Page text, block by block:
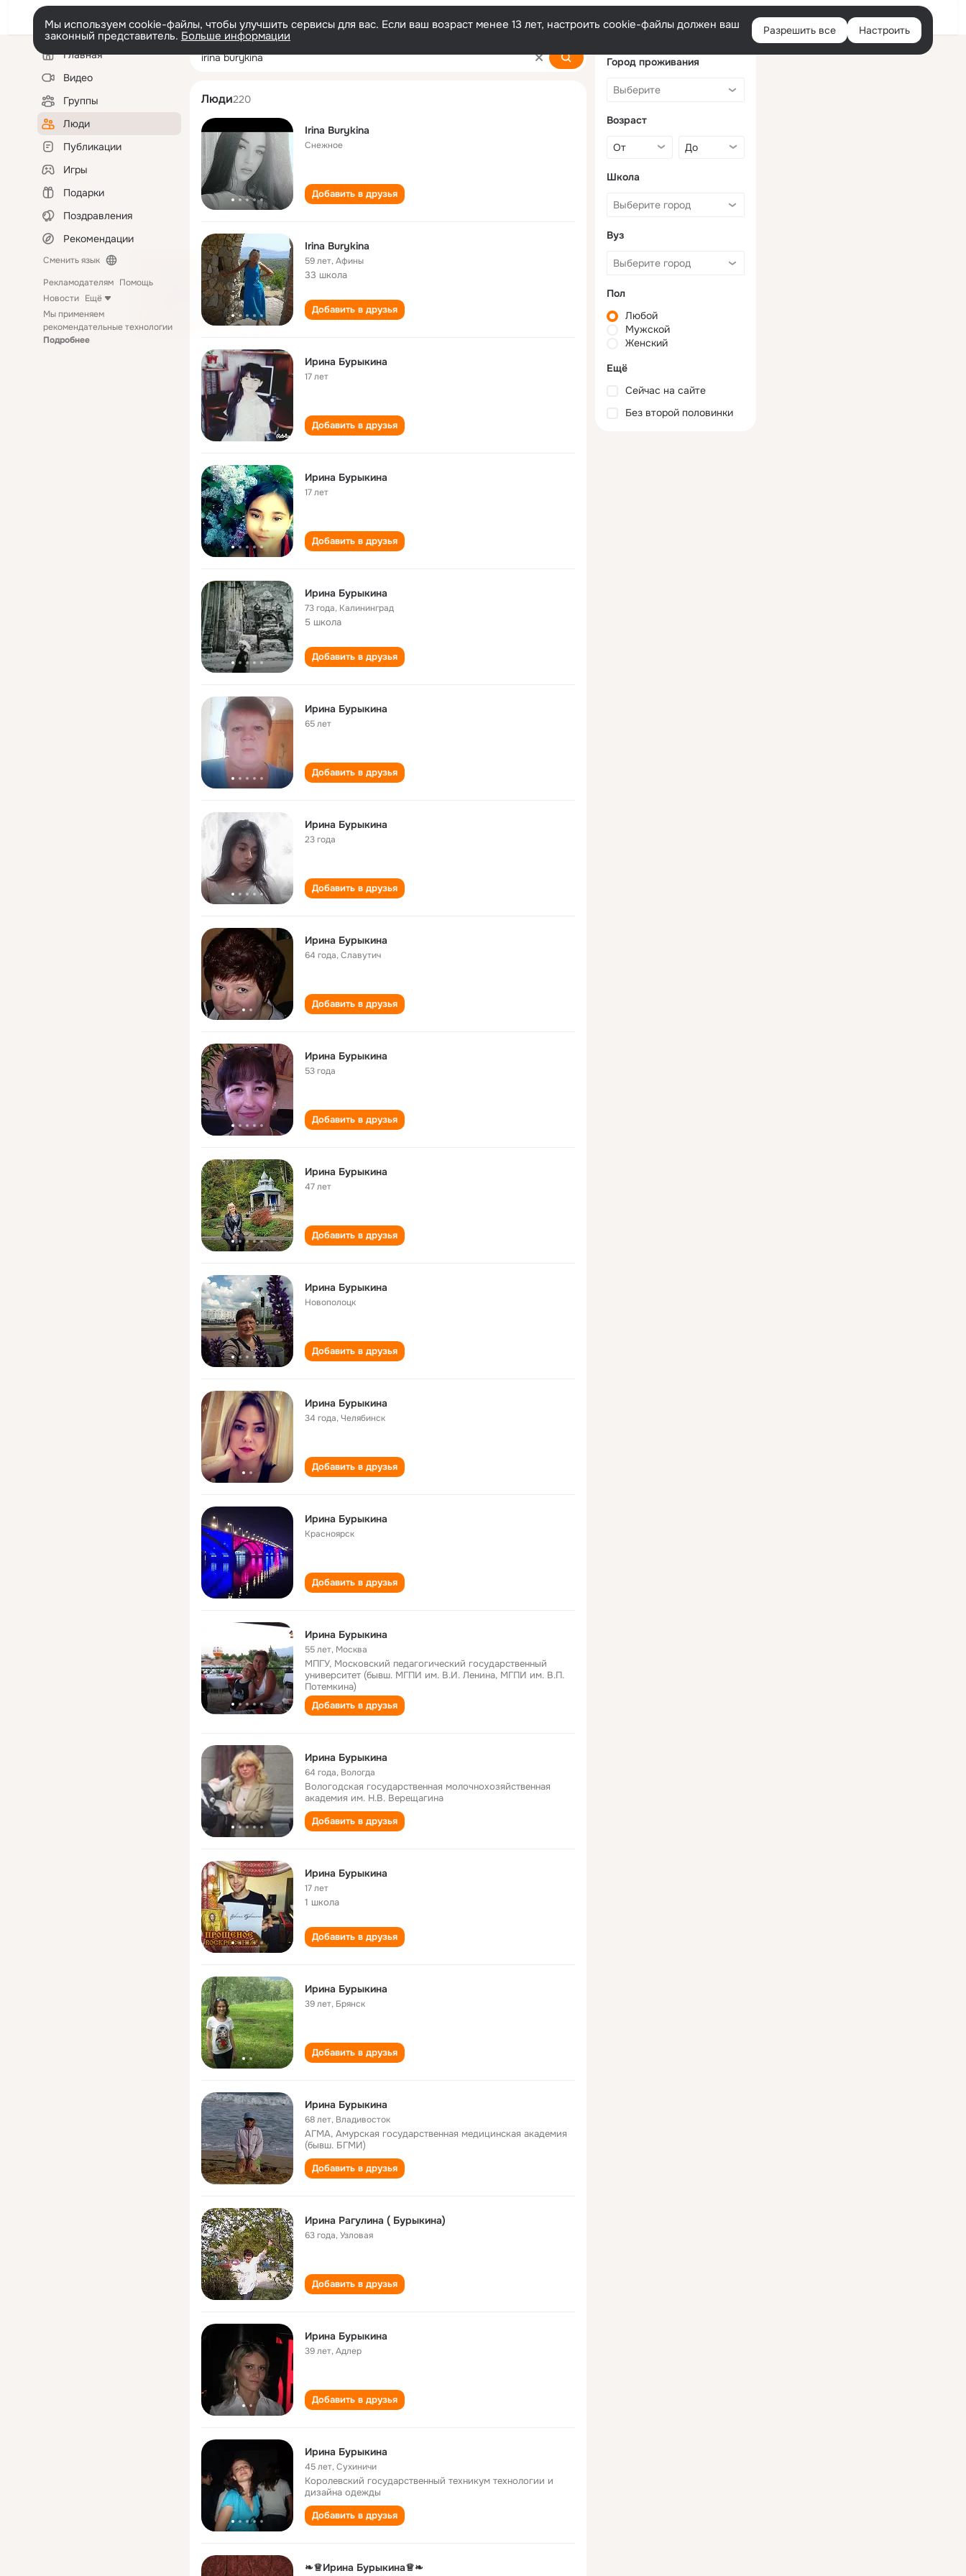
Войти
Мы используем cookie-файлы, чтобы улучшить сервисы для вас. Если ваш возраст менее 13 лет, настроить cookie-файлы должен ваш
законный представитель. Больше информации Разрешить все Настроить
Левая
колонкаГлавная
Видео
Группы
Люди
Публикации
Игры
Подарки
Поздравления
Рекомендации
Сменить язык
Рекламодателям Помощь
Новости Ещё
Мы применяем
рекомендательные технологии
Подробнее
irina burykina
Люди220
Irina Burykina
Снежное
Добавить в друзья
Irina Burykina
59 лет,Афины
33 школа
Добавить в друзья
Ирина Бурыкина
17 лет
Добавить в друзья
Ирина Бурыкина
17 лет
Добавить в друзья
Ирина Бурыкина
73 года, Калининград
5 школа
Добавить в друзья
Ирина Бурыкина
65 лет
Добавить в друзья
Ирина Бурыкина
23 года
Добавить в друзья
Ирина Бурыкина
64 года,Славутич
Добавить в друзья
Ирина Бурыкина
53 года
Добавить в друзья
Ирина Бурыкина
47 лет
Добавить в друзья
Ирина Бурыкина
Новополоцк
Добавить в друзья
Ирина Бурыкина
34 года,Челябинск
Добавить в друзья
Ирина Бурыкина
Красноярск
Добавить в друзья
Ирина Бурыкина
55 лет, Москва
МПГУ, Московский педагогический государственный
университет (бывш. МГПИ им. В.И. Ленина, МГПИ им. В.П.
Потемкина)
Добавить в друзья
Ирина Бурыкина
64 года, Вологда
Вологодская государственная молочнохозяйственная
академия им. Н.В. Верещагина
Добавить в друзья
Ирина Бурыкина
17 лет
1 школа
Добавить в друзья
Ирина Бурыкина
39 лет, Брянск
Добавить в друзья
Ирина Бурыкина
68 лет, Владивосток
АГМА, Амурская государственная медицинская академия
(бывш. БГМИ)
Добавить в друзья
Ирина Рагулина ( Бурыкина)
63 года,Узловая
Добавить в друзья
Ирина Бурыкина
39 лет,Адлер
Добавить в друзья
Ирина Бурыкина
45 лет,Сухиничи
Королевский государственный техникум технологии и
дизайна одежды
Добавить в друзья
❧♕Ирина Бурыкина♕❧
Город проживания
Возраст
Школа
Вуз
Пол
Любой
Мужской
Женский
Ещё
Сейчас на сайте
Без второй половинки